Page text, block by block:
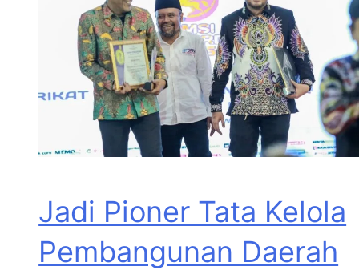
Jadi Pioner Tata Kelola
Pembangunan Daerah